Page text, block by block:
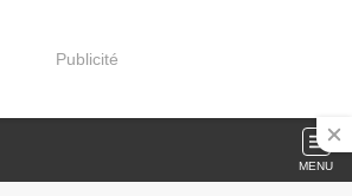
Publicité
MENU